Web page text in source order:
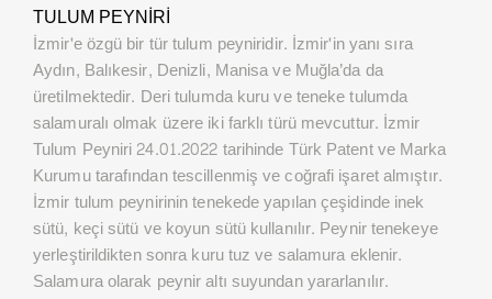
TULUM PEYNIRI
İzmir'e özgü bir tür tulum peyniridir. İzmir'in yanı sıra
Aydın, Balıkesir, Denizli, Manisa ve Muğla’da da
üretilmektedir. Deri tulumda kuru ve teneke tulumda
salamuralı olmak üzere iki farklı türü mevcuttur. İzmir
Tulum Peyniri 24.01.2022 tarihinde Türk Patent ve Marka
Kurumu tarafından tescillenmiş ve coğrafi işaret almıştır.
İzmir tulum peynirinin tenekede yapılan çeşidinde inek
sütü, keçi sütü ve koyun sütü kullanılır. Peynir tenekeye
yerleştirildikten sonra kuru tuz ve salamura eklenir.
Salamura olarak peynir altı suyundan yararlanılır.